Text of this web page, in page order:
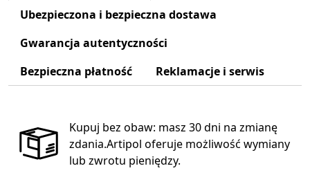
Ubezpieczona i bezpieczna dostawa
Gwarancja autentyczności
Bezpieczna płatność
Reklamacje i serwis
Kupuj bez obaw: masz 30 dni na zmianę
zdania.Artipol oferuje możliwość wymiany
lub zwrotu pieniędzy.